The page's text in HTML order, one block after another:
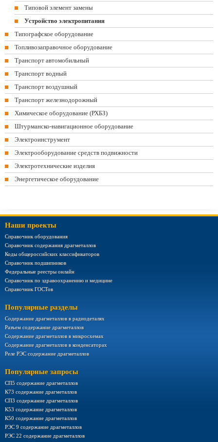
Типовой элемент замены
Устройство электропитания
Типографское оборудование
Топливозаправочное оборудование
Транспорт автомобильный
Транспорт водный
Транспорт воздушный
Транспорт железнодорожный
Химическое оборудование (РХБЗ)
Штурманско-навигационное оборудование
Электроинструмент
Электрооборудование средств подвижности
Электротехнические изделия
Энергетическое оборудование
Наши проекты
Справочник оборудования
Справочник содержания драгметаллов
Коды общероссийских классификаторов
Справочник подшипников
Федеральные реестры онлайн
Справочник по здравоохранению и медицине
Справочник ГОСТов
Популярные разделы
Содержание драгметаллов в радиодеталях
Разъем содержание драгметаллов
Содержание драгметаллов в микросхемах
Содержание драгметаллов в конденсаторах
Реле РЭС содержание драгметаллов
Популярные запросы
СП5 содержание драгметаллов
К73 содержание драгметаллов
СП3 содержание драгметаллов
К53 содержание драгметаллов
К50 содержание драгметаллов
РЭС 9 содержание драгметаллов
РЭС 22 содержание драгметаллов